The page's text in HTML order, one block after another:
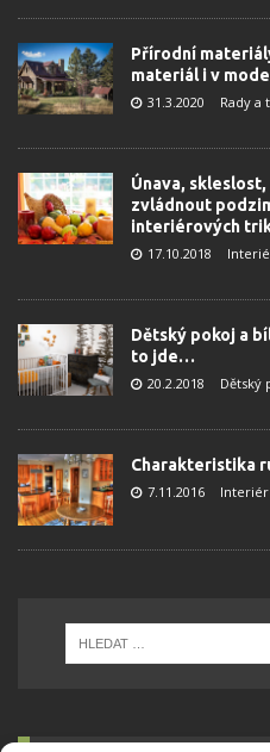
Přírodní
materiál i v
31.3.2020 Rady a
Únava,
zvládnout
interiérových
17.10.2018
Dětský pokoj a
to jde…
20.2.2018 Dětský
Charakteristika
7.11.2016 Interiér